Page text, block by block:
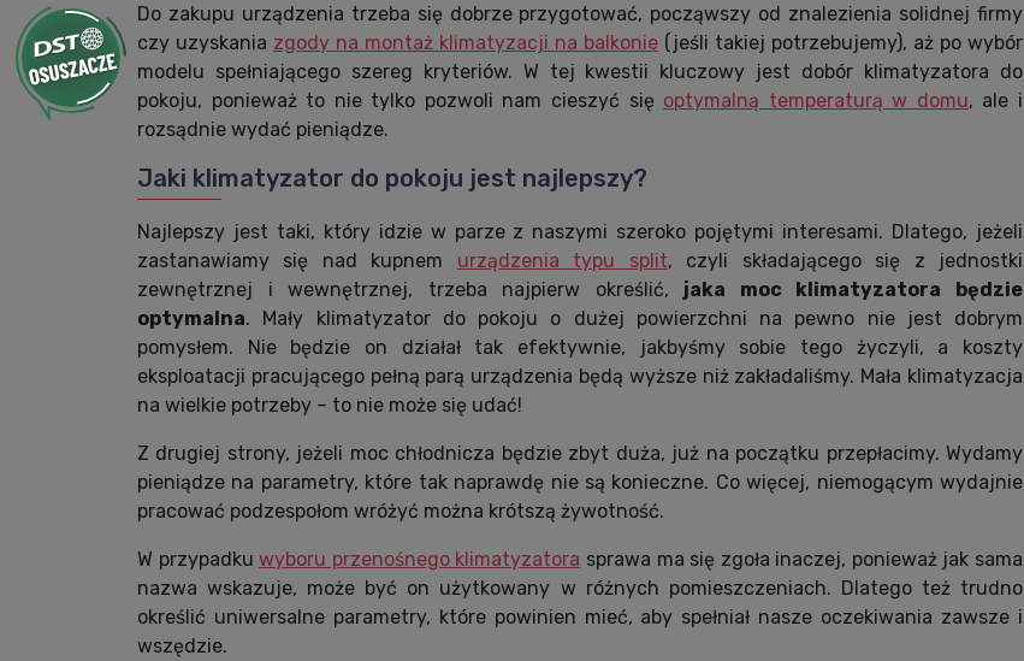
Do zakupu urządzenia trzeba się dobrze przygotować, począwszy od znalezienia solidnej firmy
czy uzyskania zgody na montaż klimatyzacji na balkonie (jeśli takiej potrzebujemy), aż po wybór
modelu spełniającego szereg kryteriów. W tej kwestii kluczowy jest dobór klimatyzatora do
pokoju, ponieważ to nie tylko pozwoli nam cieszyć się optymalną temperaturą w domu, ale i
rozsądnie wydać pieniądze.
Jaki klimatyzator do pokoju jest najlepszy?
Najlepszy jest taki, który idzie w parze z naszymi szeroko pojętymi interesami. Dlatego, jeżeli
zastanawiamy się nad kupnem urządzenia typu split, czyli składającego się z jednostki
zewnętrznej i wewnętrznej, trzeba najpierw określić, jaka moc klimatyzatora będzie
optymalna. Mały klimatyzator do pokoju o dużej powierzchni na pewno nie jest dobrym
pomysłem. Nie będzie on działał tak efektywnie, jakbyśmy sobie tego życzyli, a koszty
eksploatacji pracującego pełną parą urządzenia będą wyższe niż zakładaliśmy. Mała klimatyzacja
na wielkie potrzeby – to nie może się udać!
Z drugiej strony, jeżeli moc chłodnicza będzie zbyt duża, już na początku przepłacimy. Wydamy
pieniądze na parametry, które tak naprawdę nie są konieczne. Co więcej, niemogącym wydajnie
pracować podzespołom wróżyć można krótszą żywotność.
W przypadkuwyboru przenośnego klimatyzatora sprawa ma się zgoła inaczej, ponieważ jak sama
nazwa wskazuje, może być on użytkowany w różnych pomieszczeniach. Dlatego też trudno
określić uniwersalne parametry, które powinien mieć, aby spełniał nasze oczekiwania zawsze i
wszędzie.